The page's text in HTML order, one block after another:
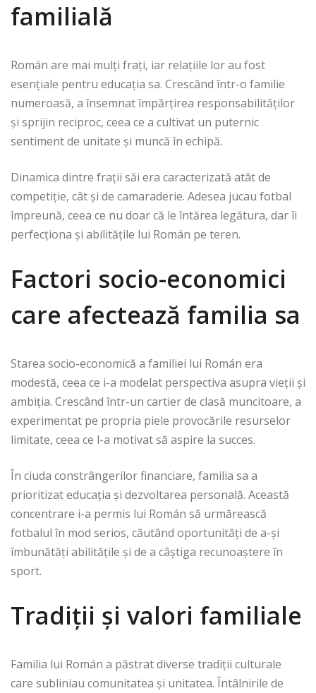
familială
Román are mai mulți frați, iar relațiile lor au fost
esențiale pentru educația sa. Crescând într-o familie
numeroasă, a însemnat împărțirea responsabilităților
și sprijin reciproc, ceea ce a cultivat un puternic
sentiment de unitate și muncă în echipă.
Dinamica dintre frații săi era caracterizată atât de
competiție, cât și de camaraderie. Adesea jucau fotbal
împreună, ceea ce nu doar că le întărea legătura, dar îi
perfecționa și abilitățile lui Román pe teren.
Factori socio-economici
care afectează familia sa
Starea socio-economică a familiei lui Román era
modestă, ceea ce i-a modelat perspectiva asupra vieții și
ambiția. Crescând într-un cartier de clasă muncitoare, a
experimentat pe propria piele provocările resurselor
limitate, ceea ce l-a motivat să aspire la succes.
În ciuda constrângerilor financiare, familia sa a
prioritizat educația și dezvoltarea personală. Această
concentrare i-a permis lui Román să urmărească
fotbalul în mod serios, căutând oportunități de a-și
îmbunătăți abilitățile și de a câștiga recunoaștere în
sport.
Tradiții și valori familiale
Familia lui Román a păstrat diverse tradiții culturale
care subliniau comunitatea și unitatea. Întâlnirile de